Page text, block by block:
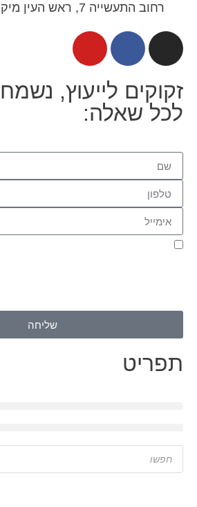
רחוב התעשייה 7, ראש העין מיקוד 4801795
זקוקים לייעוץ,
לכל שאלה:
שליחה
תפריט